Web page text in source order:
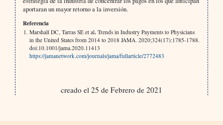
aportaran un mayor retorno a la inversión.
Referencia
Marshall DC, Tarras SE et al. Trends in Industry Payments to Physicians
in the United States from 2014 to 2018 JAMA. 2020;324(17):1785-1788.
doi:10.1001/jama.2020.11413
https://jamanetwork.com/journals/jama/fullarticle/2772483
creado el 25 de Febrero de 2021